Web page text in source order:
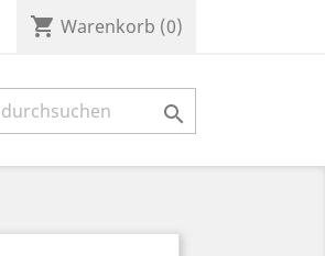
shopping_cart Warenkorb (0)
